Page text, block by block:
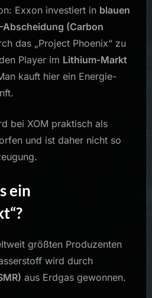
Exxon investiert in blauen
Abscheidung (Carbon
das „Project Phoenix“ zu
Player im Lithium-Markt
kauft hier ein Energie-
bei XOM praktisch als
und ist daher nicht so
ein
größten Produzenten
wird durch
aus Erdgas gewonnen.